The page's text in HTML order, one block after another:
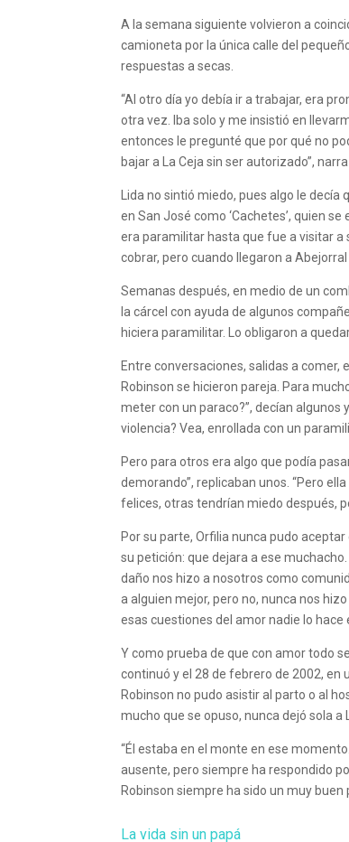
A la semana siguiente volvieron a
camioneta por la única calle del
respuestas a secas.
“Al otro día yo debía ir a trabajar, era
otra vez. Iba solo y me insistió en
entonces le pregunté que por qué no
bajar a La Ceja sin ser autorizado”,
Lida no sintió miedo, pues algo le
en San José como ‘Cachetes’, quien
era paramilitar hasta que fue a visitar a
cobrar, pero cuando llegaron a
Semanas después, en medio de un
la cárcel con ayuda de algunos
hiciera paramilitar. Lo obligaron a
Entre conversaciones, salidas a
Robinson se hicieron pareja. Para
meter con un paraco?”, decían algunos
violencia? Vea, enrollada con un
Pero para otros era algo que podía
demorando”, replicaban unos. “Pero
felices, otras tendrían miedo después,
Por su parte, Orfilia nunca pudo
su petición: que dejara a ese
daño nos hizo a nosotros como
a alguien mejor, pero no, nunca nos
esas cuestiones del amor nadie lo hace
Y como prueba de que con amor todo
continuó y el 28 de febrero de 2002, en
Robinson no pudo asistir al parto o al
mucho que se opuso, nunca dejó sola a
“Él estaba en el monte en ese
ausente, pero siempre ha respondido
Robinson siempre ha sido un muy buen
La vida sin un papá